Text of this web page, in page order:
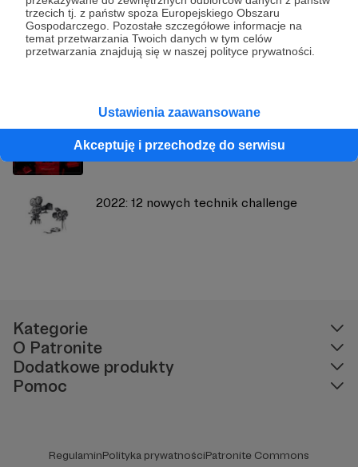
trzecich tj. z państw spoza Europejskiego Obszaru
Gospodarczego. Pozostałe szczegółowe informacje na
temat przetwarzania Twoich danych w tym celów
przetwarzania znajdują się w naszej polityce prywatności.
Ustawienia zaawansowane
Akceptuję i przechodzę do serwisu
Zobacz również
Eksperymentalny warsztat z suchej płyty
2022: 12 nowych technik challenge
Kategorie
O Patronite
Dodatkowe produkty
Pomoc
RegulaminPolityka prywatnościPatronite Commons